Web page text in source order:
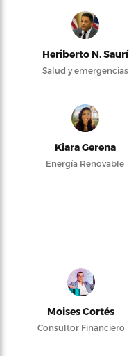
Heriberto N. Saurí
Salud y emergencias
Kiara Gerena
Energía Renovable
Moises Cortés
Consultor Financiero